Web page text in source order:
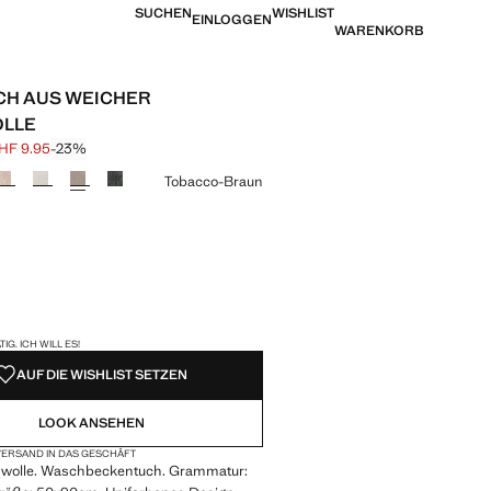
SUCHENEINLOGGENWISHLIST
WARENKORB
AUS WEICHER
durchgestrichen [CHF 12.95 ]
[CHF 9.95 ]
9.95-23%
Farbe
Tobacco-Braun
ICH WILL ES!
AUF DIE WISHLIST SETZEN
LOOK ANSEHEN
IN DAS GESCHÄFT
Waschbeckentuch. Grammatur: